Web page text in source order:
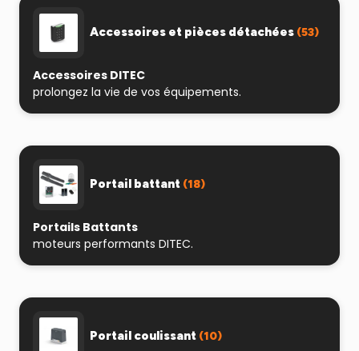
Accessoires et pièces détachées (53)
Accessoires DITEC
prolongez la vie de vos équipements.
Portail battant (18)
Portails Battants
moteurs performants DITEC.
Portail coulissant (10)